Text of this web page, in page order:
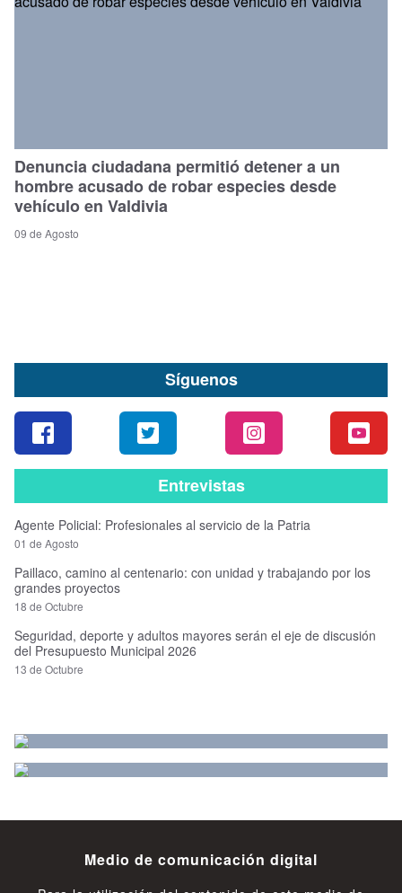
Denuncia ciudadana permitió detener a un
hombre acusado de robar especies desde
vehículo en Valdivia
09 de Agosto
Síguenos
Entrevistas
Agente Policial: Profesionales al servicio de la Patria
01 de Agosto
Paillaco, camino al centenario: con unidad y trabajando por los
grandes proyectos
18 de Octubre
Seguridad, deporte y adultos mayores serán el eje de discusión
del Presupuesto Municipal 2026
13 de Octubre
Medio de comunicación digital